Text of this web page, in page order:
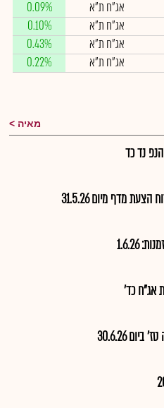
אג"ח ת"א
0.09%
אג"ח ת"א
0.10%
אג"ח ת"א
0.43%
אג"ח ת"א 0.22%
מאיה
מדף מיום 31.5.26
1.6.26
אג"ח כד'
30.6.26